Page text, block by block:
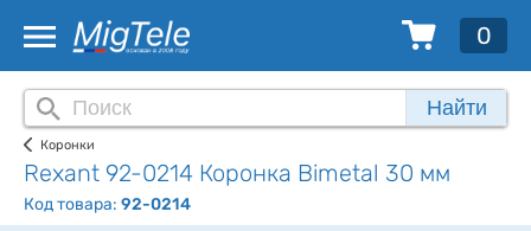
0
Найти
Коронки
Rexant 92-0214 Коронка Bimetal 30 мм
Код товара: 92-0214